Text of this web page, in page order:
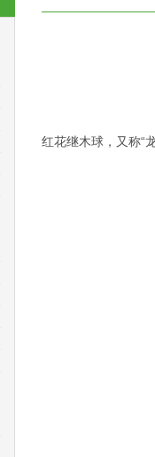
红花继木球，又称“